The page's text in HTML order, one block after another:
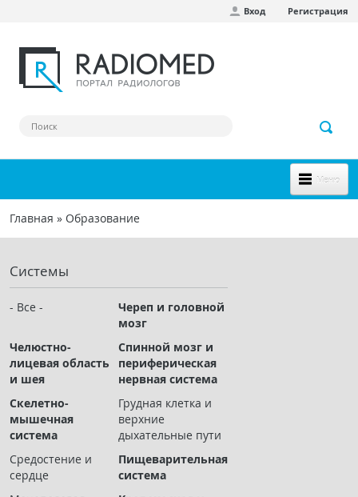
Вход Регистрация
Меню
НОВОЕ НА САЙТЕ
СООБЩЕСТВО
Клинические наблюдения
Чат RADIOMED
ОБРАЗОВАНИЕ
Интерактивные задания
Презентации
Вы здесь
Главная » Образование
Системы
- Все -
Череп и головной
мозг
Челюстно-
лицевая область
и шея
Спинной мозг и
периферическая
нервная система
Скелетно-
мышечная
система
Грудная клетка и
верхние
дыхательные пути
Средостение и
сердце
Пищеварительная
система